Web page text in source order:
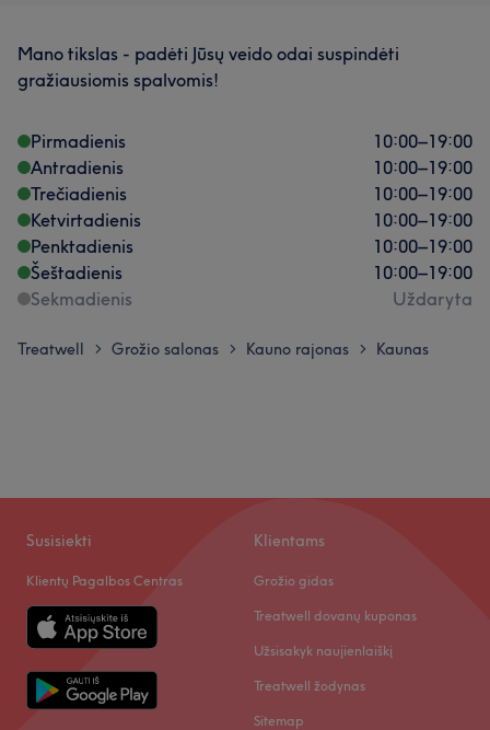
Mano tikslas - padėti Jūsų veido odai suspindėti
gražiausiomis spalvomis!
Pirmadienis 10:00–19:00
Antradienis
10:00–19:00
Trečiadienis
10:00–19:00
Ketvirtadienis
10:00–19:00
Penktadienis
10:00–19:00
Šeštadienis
10:00–19:00
Sekmadienis
Uždaryta
Treatwell > Grožio salonas > Kauno rajonas > Kaunas
Susisiekti
Klientų Pagalbos Centras
Klientams
Grožio gidas
Treatwell dovanų kuponas
Užsisakyk naujienlaiškį
Treatwell žodynas
Sitemap